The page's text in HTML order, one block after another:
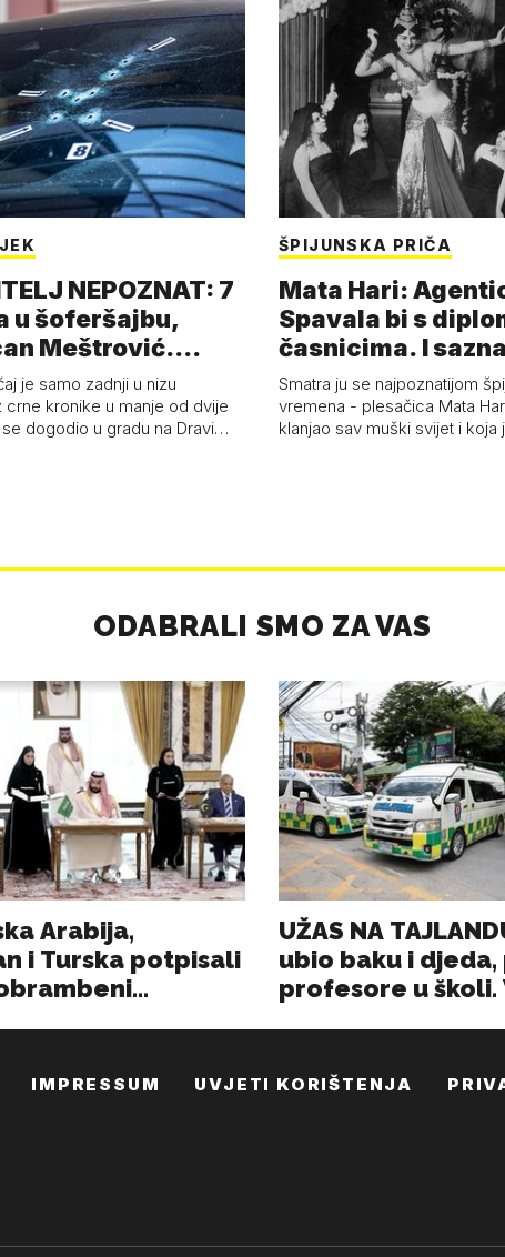
NEPOZNAT: 7
u šoferšajbu,
Meštrović.
Pejin
je samo zadnji u nizu
crne kronike u manje od dvije
dogodio u gradu na Dravi…
ŠPIJUNSKA PRIČA
Mata Hari:
Spavala bi s
časnicima. I
Smatra ju se najpoznatijom
vremena - plesačica Mata
klanjao sav muški svijet i
IMPRESSUM UVJETI KORIŠTENJA